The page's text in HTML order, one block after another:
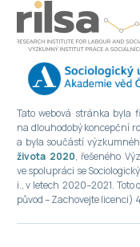
Tato webová stránka byla
na dlouhodobý koncepční
a byla součástí
života 2020, řešeného
ve spolupráci se
i., v letech 2020–2021.
původ – Zachovejte licenci)